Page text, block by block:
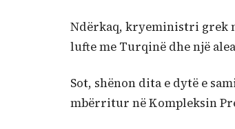
Ndërkaq, kryeministri grek
lufte me Turqinë dhe një
Sot, shënon dita e dytë e
mbërritur në Kompleksin